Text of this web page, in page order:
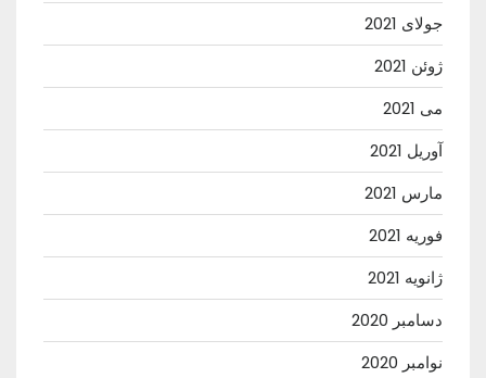
جولای 2021
ژوئن 2021
می 2021
آوریل 2021
مارس 2021
فوریه 2021
ژانویه 2021
دسامبر 2020
نوامبر 2020